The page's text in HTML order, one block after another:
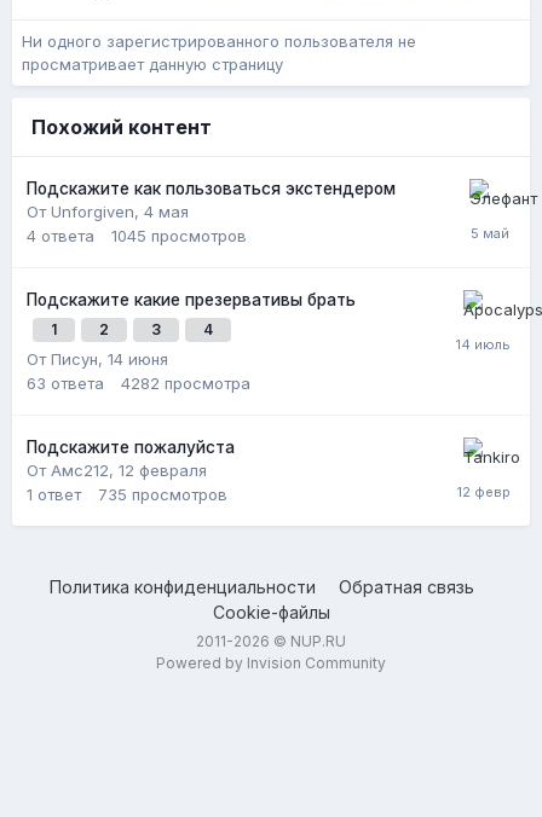
Ни одного зарегистрированного пользователя не
просматривает данную страницу
Похожий контент
Подскажите как пользоваться экстендером
От Unforgiven, 4 мая
4 ответа 1045 просмотров
Подскажите какие презервативы брать
1 2 3 4
От Писун, 14 июня
63 ответа 4282 просмотра
Подскажите пожалуйста
От Амс212, 12 февраля
1 ответ 735 просмотров
Политика конфиденциальности
Обратная связь
Cookie-файлы
2011-2026 © NUP.RU
Powered by Invision Community